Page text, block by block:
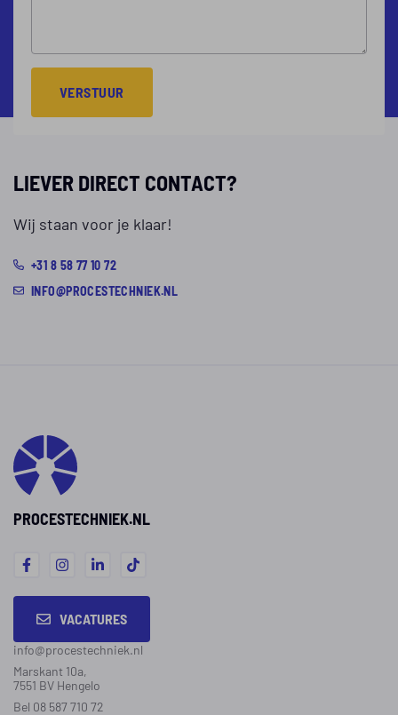
VERSTUUR
LIEVER DIRECT CONTACT?
Wij staan voor je klaar!
+31 8 58 77 10 72
INFO@PROCESTECHNIEK.NL
PROCESTECHNIEK.NL
VACATURES
info@procestechniek.nl
Marskant 10a,
7551 BV Hengelo
Bel 08 587 710 72